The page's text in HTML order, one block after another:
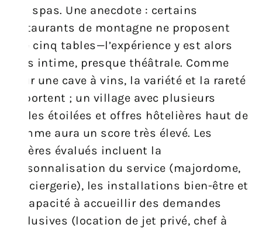
des spas. Une anecdote : certains
restaurants de montagne ne proposent
que cinq tables—l’expérience y est alors
plus intime, presque théâtrale. Comme
pour une cave à vins, la variété et la rareté
importent ; un village avec plusieurs
tables étoilées et offres hôtelières haut de
gamme aura un score très élevé. Les
critères évalués incluent la
personnalisation du service (majordome,
conciergerie), les installations bien-être et
la capacité à accueillir des demandes
exclusives (location de jet privé, chef à